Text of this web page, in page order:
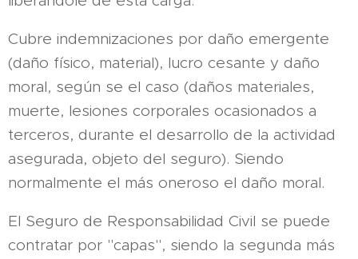
Cubre indemnizaciones por daño emergente
(daño físico, material), lucro cesante y daño
moral, según se el caso (daños materiales,
muerte, lesiones corporales ocasionados a
terceros, durante el desarrollo de la actividad
asegurada, objeto del seguro). Siendo
normalmente el más oneroso el daño moral.
El Seguro de Responsabilidad Civil se puede
contratar por "capas", siendo la segunda más